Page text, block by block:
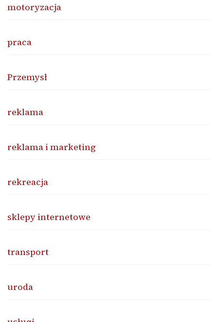
motoryzacja
praca
Przemysł
reklama
reklama i marketing
rekreacja
sklepy internetowe
transport
uroda